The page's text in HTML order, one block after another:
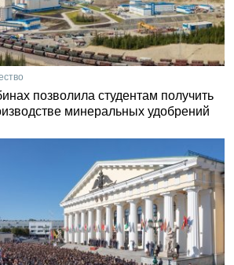
позволила студентам получить
минеральных удобрений